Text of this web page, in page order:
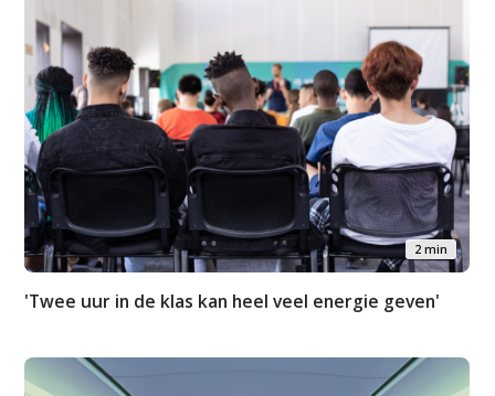
2 min
'Twee uur in de klas kan heel veel energie geven'